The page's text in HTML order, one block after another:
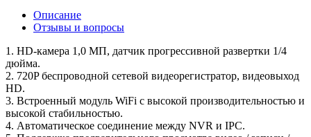
Описание
Отзывы и вопросы
1. HD-камера 1,0 МП, датчик прогрессивной развертки 1/4
дюйма.
2. 720P беспроводной сетевой видеорегистратор, видеовыход
HD.
3. Встроенный модуль WiFi с высокой производительностью и
высокой стабильностью.
4. Автоматическое соединение между NVR и IPC.